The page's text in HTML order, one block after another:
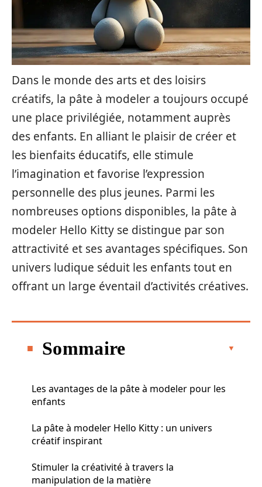
Dans le monde des arts et des loisirs
créatifs, la pâte à modeler a toujours occupé
une place privilégiée, notamment auprès
des enfants. En alliant le plaisir de créer et
les bienfaits éducatifs, elle stimule
l’imagination et favorise l’expression
personnelle des plus jeunes. Parmi les
nombreuses options disponibles, la pâte à
modeler Hello Kitty se distingue par son
attractivité et ses avantages spécifiques. Son
univers ludique séduit les enfants tout en
offrant un large éventail d’activités créatives.
Sommaire
Les avantages de la pâte à modeler pour les
enfants
La pâte à modeler Hello Kitty : un univers
créatif inspirant
Stimuler la créativité à travers la
manipulation de la matière